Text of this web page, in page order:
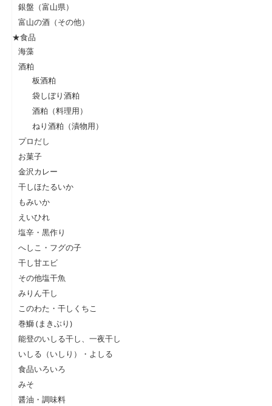
銀盤（富山県）
富山の酒（その他）
★食品
海藻
酒粕
板酒粕
袋しぼり酒粕
酒粕（料理用）
ねり酒粕（漬物用）
プロだし
お菓子
金沢カレー
干しほたるいか
もみいか
えいひれ
塩辛・黒作り
へしこ・フグの子
干し甘エビ
その他塩干魚
みりん干し
このわた・干しくちこ
巻鰤 (まきぶり)
能登のいしる干し、一夜干し
いしる（いしり）・よしる
食品いろいろ
みそ
醤油・調味料